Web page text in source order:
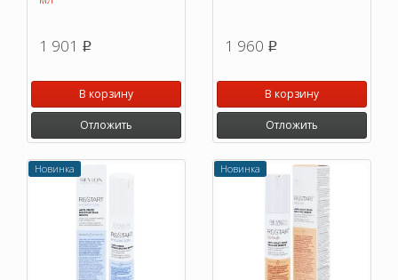
1 901 p
В корзину
Отложить
1 960 p
В корзину
Отложить
Новинка Новинка